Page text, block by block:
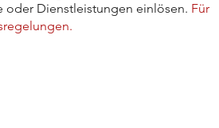
oder Dienstleistungen einlösen. Für